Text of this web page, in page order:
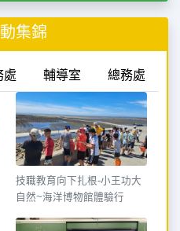
集錦
處 輔導室 總務處
技職教育向下扎根-小王功大
自然~海洋博物館體驗行